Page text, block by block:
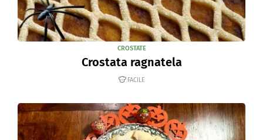
CROSTATE
Crostata ragnatela
FACILE